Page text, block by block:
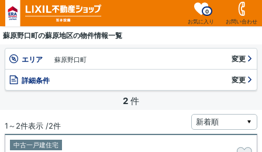
お気に入り
0
お問い合わせ
蘇原野口町の蘇原地区の物件情報一覧
エリア 蘇原野口町 変更
詳細条件 変更
2 件
1～2件表示 /2件
中古一戸建住宅